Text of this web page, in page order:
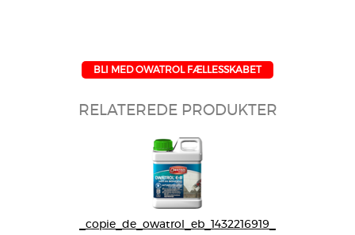
BLI MED OWATROL FÆLLESSKABET
RELATEREDE PRODUKTER
_copie_de_owatrol_eb_1432216919_